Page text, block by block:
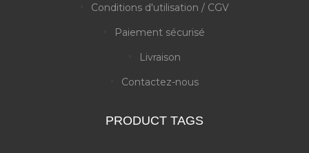
Conditions d'utilisation / CGV
Paiement sécurisé
Livraison
Contactez-nous
PRODUCT TAGS